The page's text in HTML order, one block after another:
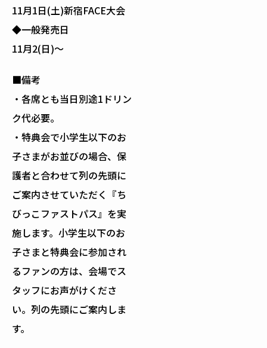
11月1日(土)新宿FACE大会
◆一般発売日
11月2(日)～
■備考
・各席とも当日別途1ドリン
ク代必要。
・特典会で小学生以下のお
子さまがお並びの場合、保
護者と合わせて列の先頭に
ご案内させていただく『ち
びっこファストパス』を実
施します。小学生以下のお
子さまと特典会に参加され
るファンの方は、会場でス
タッフにお声がけくださ
い。列の先頭にご案内しま
す。